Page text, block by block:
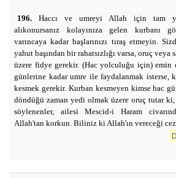
196. Haccı ve umreyi Allah için tam
alıkonursanız kolayınıza gelen kurbanı
varıncaya kadar başlarınızı tıraş etmeyin.
yahut başından bir rahatsızlığı varsa, oruç
üzere fidye gerekir. (Hac yolculuğu için)
günlerine kadar umre ile faydalanmak isterse,
kesmek gerekir. Kurban kesmeyen kimse hac
döndüğü zaman yedi olmak üzere oruç tutar
söylenenler, ailesi Mescid-i Haram
Allah'tan korkun. Biliniz ki Allah'ın vereceği